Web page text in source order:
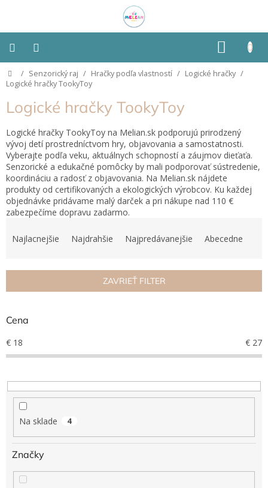
KOŠÍK
Montessori
Detská
izba
Senzorické
pomôcky
Hračky
podľa
typu
Hračky
podľa
podľa
podľa
príležitosti
Značky
Senzorický
raj
Prihlásenie
Domov
/ Senzorický raj / Hračky podľa vlastností / Logické hračky /
Logické hračky TookyToy
Logické hračky TookyToy
Logické hračky TookyToy na Melian.sk podporujú prirodzený
vývoj detí prostredníctvom hry, objavovania a samostatnosti.
Vyberajte podľa veku, aktuálnych schopností a záujmov dieťaťa.
Senzorické a edukačné pomôcky by mali podporovať sústredenie,
koordináciu a radosť z objavovania. Na Melian.sk nájdete
produkty od certifikovaných a ekologických výrobcov. Ku každej
objednávke pridávame malý darček a pri nákupe nad 110 €
zabezpečíme dopravu zadarmo.
i
p
o
d
k
t
Najlacnejšie Najdrahšie Najpredávanejšie Abecedne
ZAVRIEŤ FILTER
Cena
€ 18 € 27
Na sklade 4
Značky